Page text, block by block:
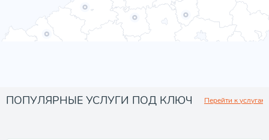
ПОПУЛЯРНЫЕ УСЛУГИ ПОД КЛЮЧ Перейти к услугам